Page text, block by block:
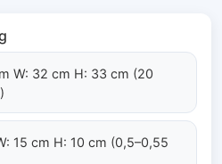
W: 32 cm H: 33 cm (20
15 cm H: 10 cm (0,5–0,55